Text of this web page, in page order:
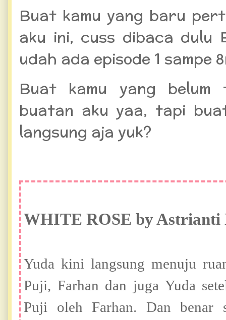
Buat kamu yang baru
aku ini, cuss dibaca dulu
udah ada episode 1 sampe
Buat kamu yang
buatan aku yaa, tapi
langsung aja yuk?
WHITE ROSE by Astrianti
Yuda kini langsung menuju
Puji, Farhan dan juga Yuda
Puji oleh Farhan. Dan benar